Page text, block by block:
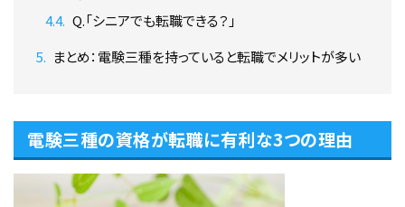
Q.「シニアでも転職できる？」
まとめ：電験三種を持っていると転職でメリットが多い
電験三種の資格が転職に有利な3つの理由